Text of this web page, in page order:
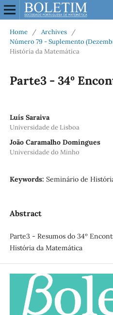
Home / Archives
/
Número 79 - Suplemento
História da Matemática
Parte3 - 34º
Luís Saraiva
Universidade de Lisboa
João Caramalho Domingues
Universidade do Minho
Keywords: Seminário de
Abstract
Parte3 - Resumos do 34º
História da Matemática